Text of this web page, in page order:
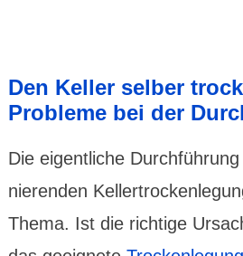
Den Keller selber
Probleme bei der
Die eigentliche
nieren­den
Thema. Ist die richtige